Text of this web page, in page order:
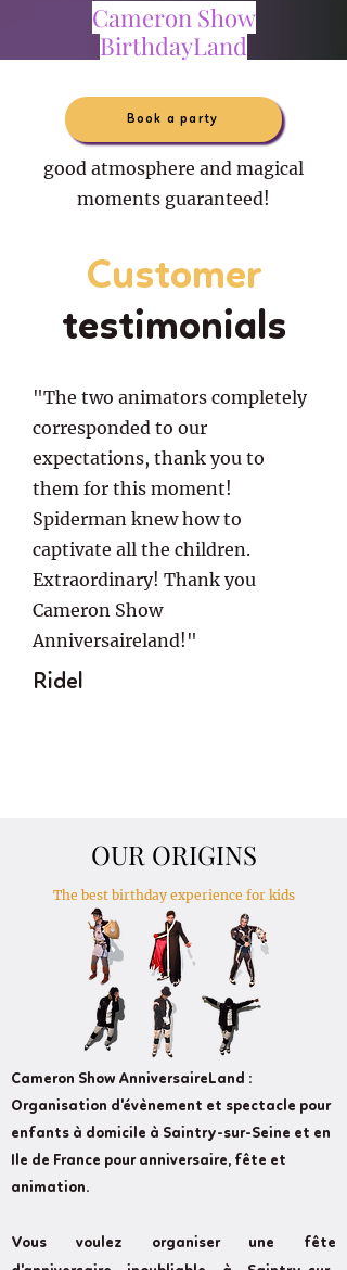
Cameron Show
BirthdayLand
Book a party
good atmosphere and magical
moments guaranteed!
Customer
testimonials
"The two animators completely
corresponded to our
expectations, thank you to
them for this moment!
Spiderman knew how to
captivate all the children.
Extraordinary! Thank you
Cameron Show
Anniversaireland!"
Ridel
OUR ORIGINS
The best birthday experience for kids
Cameron Show AnniversaireLand :
Organisation d'évènement et spectacle pour
enfants à domicile à Saintry-sur-Seine et en
Ile de France pour anniversaire, fête et
animation.
Vous voulez organiser une fête